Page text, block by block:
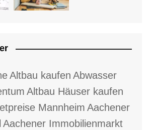
Altbau kaufen Abwasser
Altbau Häuser kaufen
Mannheim Aachener
Aachener Immobilienmarkt